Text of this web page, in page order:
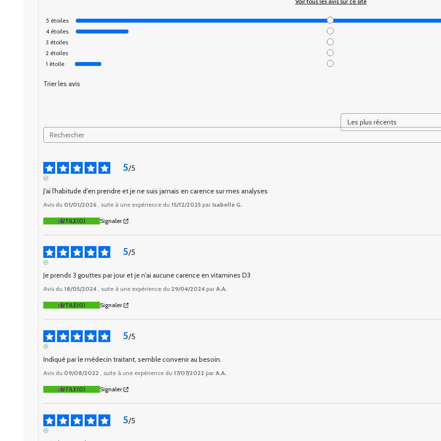
5 étoiles
4 étoiles
3 étoiles
2 étoiles
1 étoile
Trier les avis
5/5
J'ai l'habitude d'en prendre et je ne suis jamais en carence sur mes analyses
Avis du 01/01/2026 , suite à une expérience du 15/12/2025 par Isabelle G.
UTILE(0) Signaler
5/5
Je prends 3 gouttes par jour et je n'ai aucune carence en vitamines D3
Avis du 18/05/2024 , suite à une expérience du 29/04/2024 par A.A.
UTILE(0) Signaler
5/5
Indiqué par le médecin traitant, semble convenir au besoin.
Avis du 09/08/2022 , suite à une expérience du 17/07/2022 par A.A.
UTILE(0) Signaler
5/5